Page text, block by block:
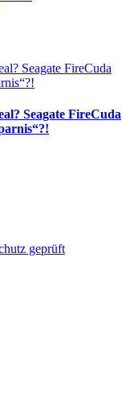
Seagate FireCuda